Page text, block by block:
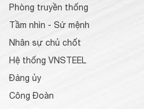
Phòng truyền thống
Tầm nhìn - Sứ mệnh
Nhân sự chủ chốt
Hệ thống VNSTEEL
Đảng ủy
Công Đoàn